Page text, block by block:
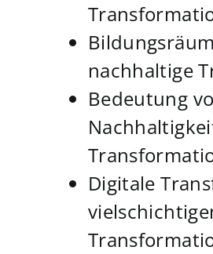
nachhaltige
Bedeutung
Digitale